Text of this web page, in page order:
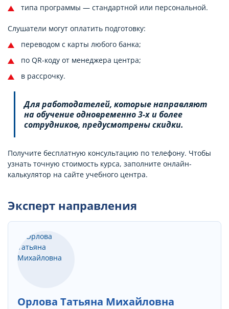
типа программы — стандартной или персональной.
Слушатели могут оплатить подготовку:
переводом с карты любого банка;
по QR-коду от менеджера центра;
в рассрочку.
Для работодателей, которые направляют
на обучение одновременно 3-х и более
сотрудников, предусмотрены скидки.
Получите бесплатную консультацию по телефону. Чтобы
узнать точную стоимость курса, заполните онлайн-
калькулятор на сайте учебного центра.
Эксперт направления
Орлова Татьяна Михайловна